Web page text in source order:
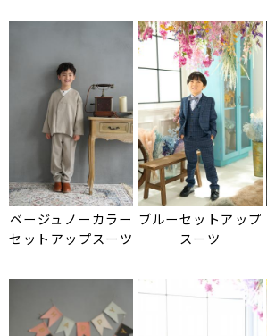
ベージュノーカラー
セットアップスーツ
ブルーセットアップ
スーツ